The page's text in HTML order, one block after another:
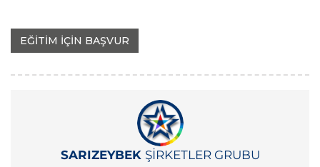
EĞİTİM İÇİN BAŞVUR